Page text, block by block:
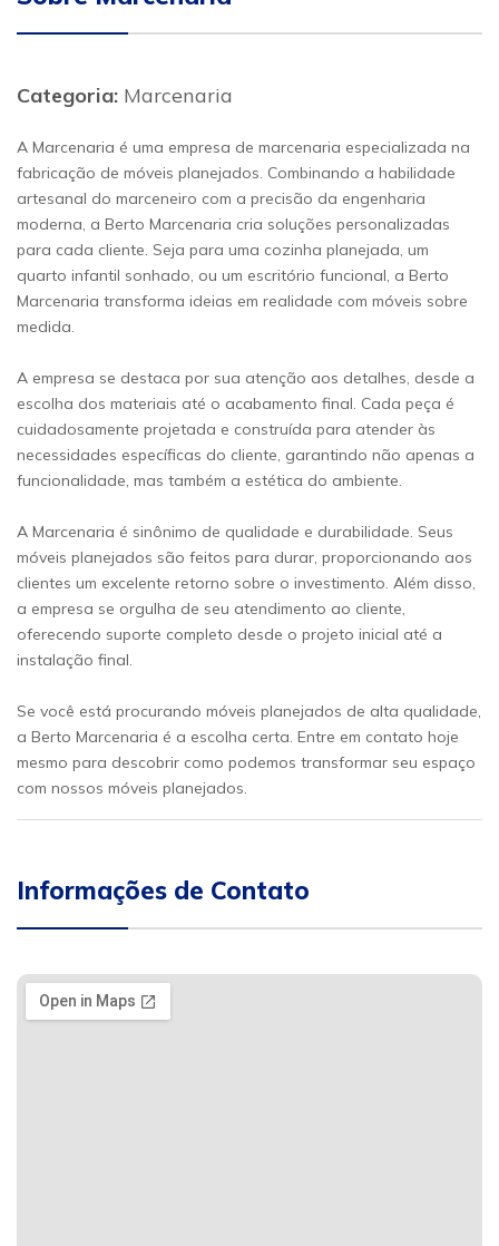
Categoria: Marcenaria
A Marcenaria é uma empresa de marcenaria especializada na
fabricação de móveis planejados. Combinando a habilidade
artesanal do marceneiro com a precisão da engenharia
moderna, a Berto Marcenaria cria soluções personalizadas
para cada cliente. Seja para uma cozinha planejada, um
quarto infantil sonhado, ou um escritório funcional, a Berto
Marcenaria transforma ideias em realidade com móveis sobre
medida.
A empresa se destaca por sua atenção aos detalhes, desde a
escolha dos materiais até o acabamento final. Cada peça é
cuidadosamente projetada e construída para atender às
necessidades específicas do cliente, garantindo não apenas a
funcionalidade, mas também a estética do ambiente.
A Marcenaria é sinônimo de qualidade e durabilidade. Seus
móveis planejados são feitos para durar, proporcionando aos
clientes um excelente retorno sobre o investimento. Além disso,
a empresa se orgulha de seu atendimento ao cliente,
oferecendo suporte completo desde o projeto inicial até a
instalação final.
Se você está procurando móveis planejados de alta qualidade,
a Berto Marcenaria é a escolha certa. Entre em contato hoje
mesmo para descobrir como podemos transformar seu espaço
com nossos móveis planejados.
Informações de Contato